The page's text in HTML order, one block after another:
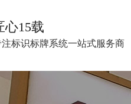
心15载
注标识标牌系统一站式服务商